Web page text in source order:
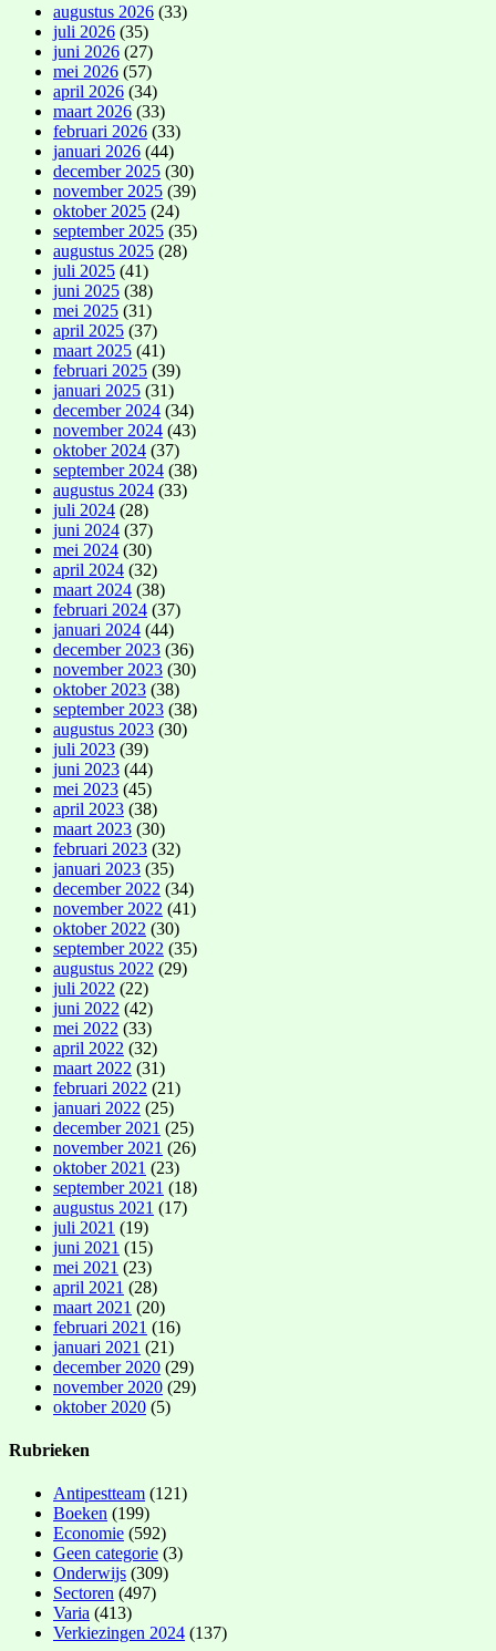
augustus 2026 (33)
juli 2026 (35)
juni 2026 (27)
mei 2026 (57)
april 2026 (34)
maart 2026 (33)
februari 2026 (33)
januari 2026 (44)
december 2025 (30)
november 2025 (39)
oktober 2025 (24)
september 2025 (35)
augustus 2025 (28)
juli 2025 (41)
juni 2025 (38)
mei 2025 (31)
april 2025 (37)
maart 2025 (41)
februari 2025 (39)
januari 2025 (31)
december 2024 (34)
november 2024 (43)
oktober 2024 (37)
september 2024 (38)
augustus 2024 (33)
juli 2024 (28)
juni 2024 (37)
mei 2024 (30)
april 2024 (32)
maart 2024 (38)
februari 2024 (37)
januari 2024 (44)
december 2023 (36)
november 2023 (30)
oktober 2023 (38)
september 2023 (38)
augustus 2023 (30)
juli 2023 (39)
juni 2023 (44)
mei 2023 (45)
april 2023 (38)
maart 2023 (30)
februari 2023 (32)
januari 2023 (35)
december 2022 (34)
november 2022 (41)
oktober 2022 (30)
september 2022 (35)
augustus 2022 (29)
juli 2022 (22)
juni 2022 (42)
mei 2022 (33)
april 2022 (32)
maart 2022 (31)
februari 2022 (21)
januari 2022 (25)
december 2021 (25)
november 2021 (26)
oktober 2021 (23)
september 2021 (18)
augustus 2021 (17)
juli 2021 (19)
juni 2021 (15)
mei 2021 (23)
april 2021 (28)
maart 2021 (20)
februari 2021 (16)
januari 2021 (21)
december 2020 (29)
november 2020 (29)
oktober 2020 (5)
Rubrieken
Antipestteam (121)
Boeken (199)
Economie (592)
Geen categorie (3)
Onderwijs (309)
Sectoren (497)
Varia (413)
Verkiezingen 2024 (137)